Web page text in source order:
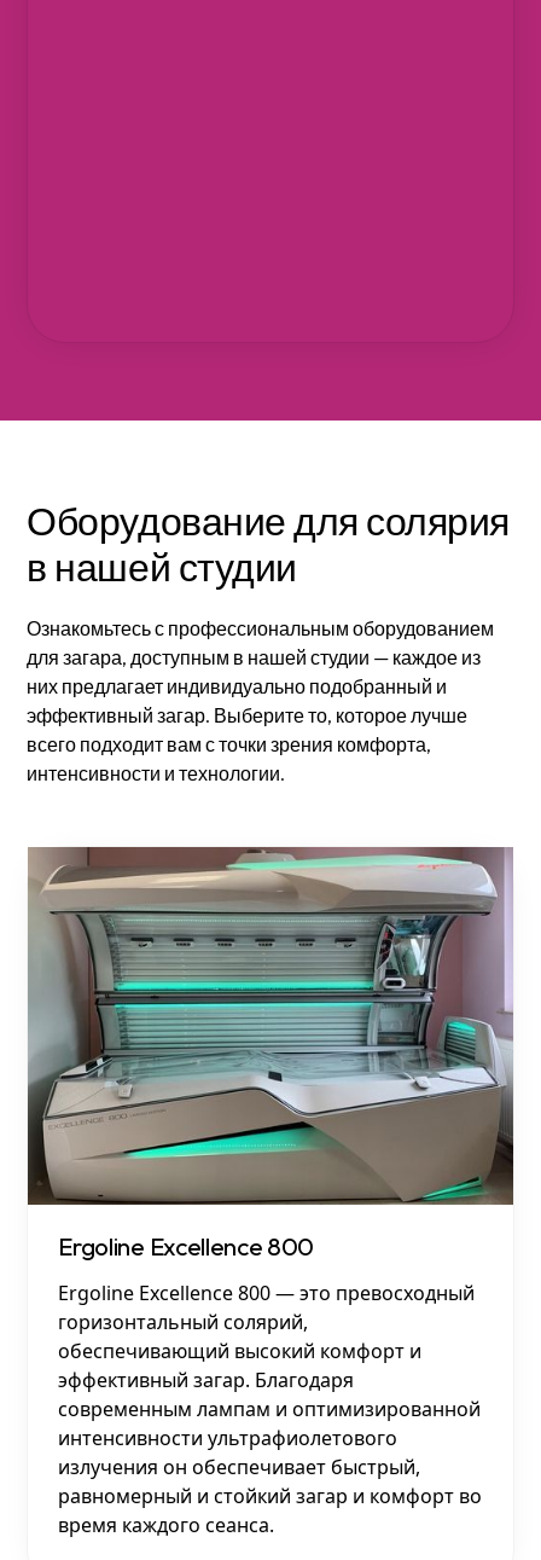
Оборудование для солярия
в нашей студии
Ознакомьтесь с профессиональным оборудованием
для загара, доступным в нашей студии — каждое из
них предлагает индивидуально подобранный и
эффективный загар. Выберите то, которое лучше
всего подходит вам с точки зрения комфорта,
интенсивности и технологии.
Ergoline Excellence 800
Ergoline Excellence 800 — это превосходный
горизонтальный солярий,
обеспечивающий высокий комфорт и
эффективный загар. Благодаря
современным лампам и оптимизированной
интенсивности ультрафиолетового
излучения он обеспечивает быстрый,
равномерный и стойкий загар и комфорт во
время каждого сеанса.